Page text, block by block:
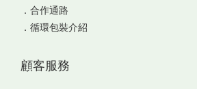
． 合作通路
． 循環包裝介紹
顧客服務